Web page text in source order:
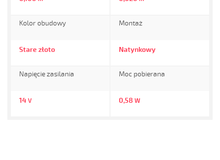
Kolor obudowy
Stare złoto
Montaż
Natynkowy
Napięcie zasilania
14 V
Moc pobierana
0,58 W